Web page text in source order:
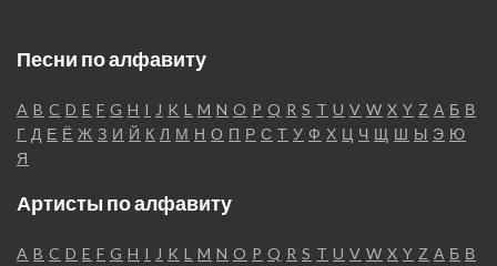
Песни по алфавиту
A B C D E F G H I J K L M N O P Q R S T U V W X Y Z А Б В
Г Д Е Ё Ж З И Й К Л М Н О П Р С Т У Ф Х Ц Ч Щ Ш Ы Э Ю
Я
Артисты по алфавиту
A B C D E F G H I J K L M N O P Q R S T U V W X Y Z А Б В